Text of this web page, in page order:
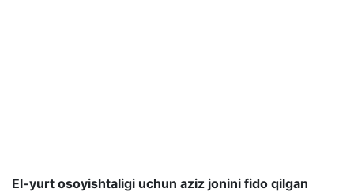
El-yurt osoyishtaligi uchun aziz jonini fido qilgan